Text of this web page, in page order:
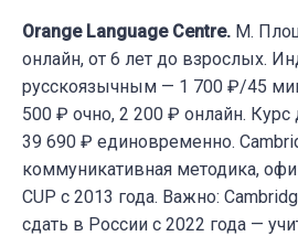
Orange Language Centre. М.
онлайн, от 6 лет до взрослых.
русскоязычным — 1 700 ₽/45
500 ₽ очно, 2 200 ₽ онлайн.
39 690 ₽ единовременно.
коммуникативная методика,
CUP с 2013 года. Важно:
сдать в России с 2022 года —